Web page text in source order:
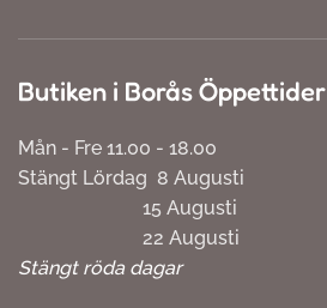
Butiken i Borås Öppettider
Mån - Fre 11.00 - 18.00
Stängt Lördag 8 Augusti
15 Augusti
22 Augusti
Stängt röda dagar